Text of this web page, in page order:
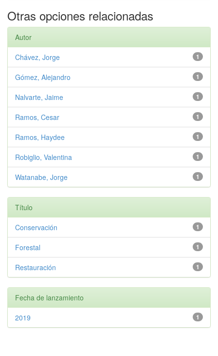
Otras opciones relacionadas
Autor
1
Chávez, Jorge
1
Gómez, Alejandro
1
Nalvarte, Jaime
1
Ramos, Cesar
1
Ramos, Haydee
1
Robiglio, Valentina
1
Watanabe, Jorge
Título
1
Conservación
1
Forestal
1
Restauración
Fecha de lanzamiento
1
2019